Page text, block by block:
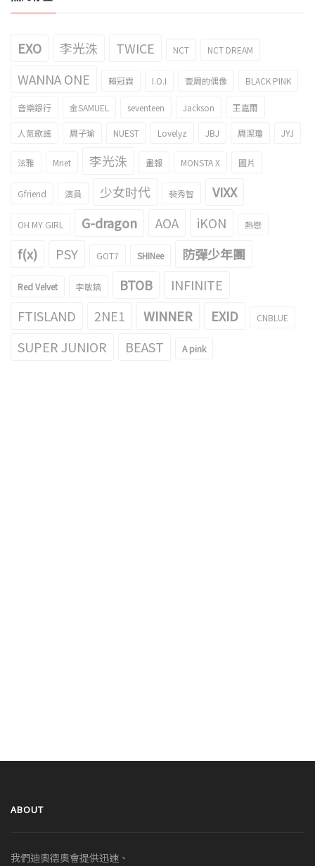
EXO 李光洙 TWICE NCT NCT DREAM
WANNA ONE 賴冠霖 I.O.I 壹周的偶像 BLACK PINK
音樂銀行 金SAMUEL seventeen Jackson 王嘉爾
人氣歌謠 周子瑜 NUEST Lovelyz JBJ 周潔瓊 JYJ
泫雅 Mnet 李光洙 畫報 MONSTA X 圖片
Gfriend 演員 少女时代 裴秀智 VIXX
OH MY GIRL G-dragon AOA iKON 熱戀
f(x) PSY GOT7 SHINee 防彈少年團
Red Velvet 李敏鎬 BTOB
INFINITE
FTISLAND
2NE1 WINNER EXID CNBLUE
SUPER JUNIOR BEAST A pink
ABOUT
我們迪奧德奧會提供迅速、